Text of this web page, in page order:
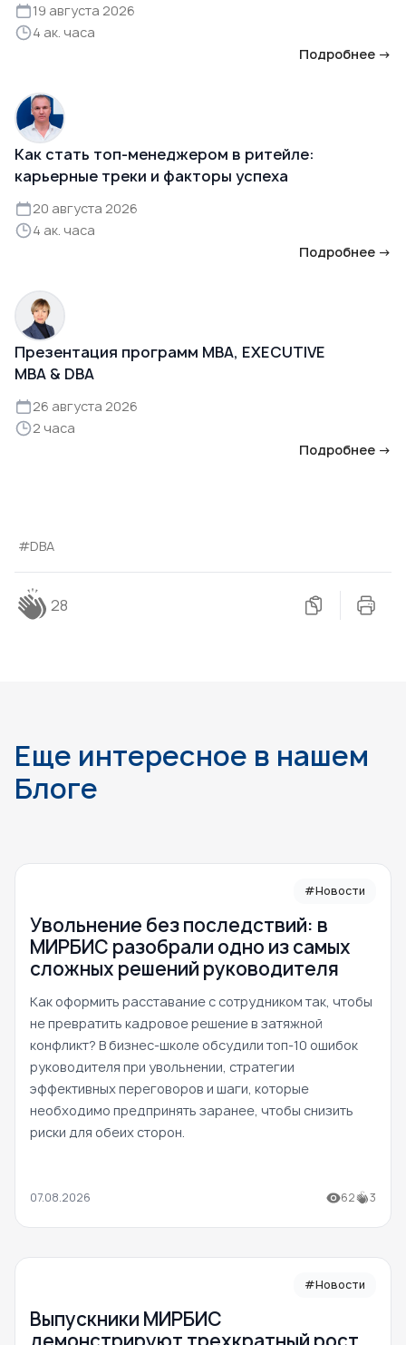
19 августа 2026
4 ак. часа
Подробнее →
Как стать топ-менеджером в ритейле:
карьерные треки и факторы успеха
20 августа 2026
4 ак. часа
Подробнее →
Презентация программ MBA, EXECUTIVE
MBA & DBA
26 августа 2026
2 часа
Подробнее →
#DBA
28
Еще интересное в нашем
Блоге
#Новости
Увольнение без последствий: в
МИРБИС разобрали одно из самых
сложных решений руководителя
Как оформить расставание с сотрудником так, чтобы
не превратить кадровое решение в затяжной
конфликт? В бизнес-школе обсудили топ-10 ошибок
руководителя при увольнении, стратегии
эффективных переговоров и шаги, которые
необходимо предпринять заранее, чтобы снизить
риски для обеих сторон.
07.08.2026 62 3
#Новости
Выпускники МИРБИС